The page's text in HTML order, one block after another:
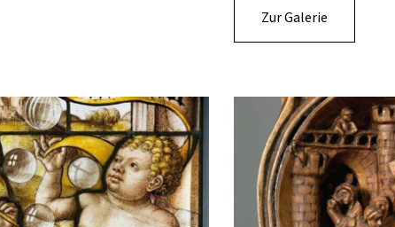
Zur Galerie